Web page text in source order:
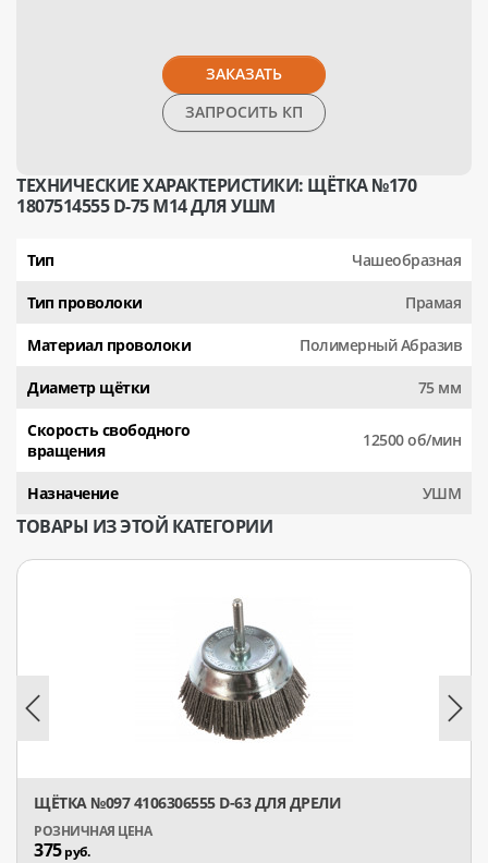
ЗАКАЗАТЬ
ЗАПРОСИТЬ КП
ТЕХНИЧЕСКИЕ ХАРАКТЕРИСТИКИ: ЩЁТКА №170
1807514555 D-75 M14 ДЛЯ УШМ
Тип Чашеобразная
Тип проволоки Прамая
Материал проволоки Полимерный Абразив
Диаметр щётки 75 мм
Скорость свободного
вращения
12500 об/мин
Назначение УШМ
ТОВАРЫ ИЗ ЭТОЙ КАТЕГОРИИ
ЩЁТКА №097 4106306555 D-63 ДЛЯ ДРЕЛИ
375руб.